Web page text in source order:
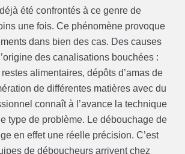
été confrontés à ce genre de
une fois. Ce phénomène provoque
dans bien des cas. Des causes
des canalisations bouchées :
alimentaires, dépôts d’amas de
de différentes matières avec du
connaît à l’avance la technique
type de problème. Le débouchage de
en effet une réelle précision. C’est
de déboucheurs arrivent chez